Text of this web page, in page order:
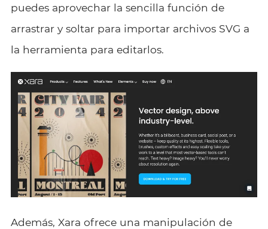
puedes aprovechar la sencilla función de
arrastrar y soltar para importar archivos SVG a
la herramienta para editarlos.
Además, Xara ofrece una manipulación de